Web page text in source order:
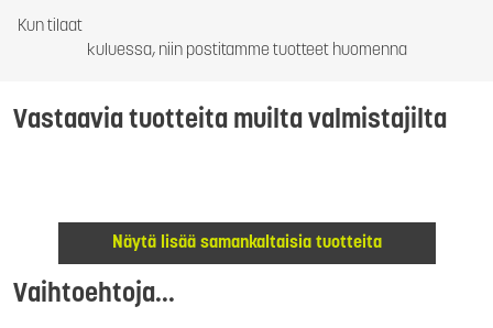
Kun tilaat
kuluessa, niin postitamme tuotteet huomenna
Vastaavia tuotteita muilta valmistajilta
Näytä lisää samankaltaisia tuotteita
Vaihtoehtoja...